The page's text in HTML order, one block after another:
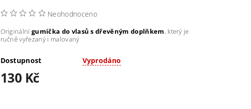
Neohodnoceno
Originální gumička do vlasů s dřevěným doplňkem, který je
ručně vyřezaný i malovaný
Dostupnost Vyprodáno
130 Kč